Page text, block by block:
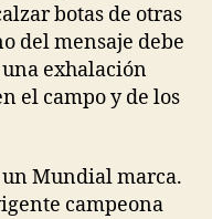
botas de otras
del mensaje debe
una exhalación
el campo y de los
un Mundial marca.
campeona